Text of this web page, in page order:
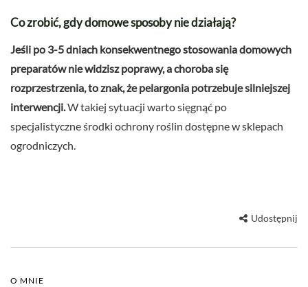
Co zrobić, gdy domowe sposoby nie działają?
Jeśli po 3-5 dniach konsekwentnego stosowania domowych
preparatów nie widzisz poprawy, a choroba się
rozprzestrzenia, to znak, że pelargonia potrzebuje silniejszej
interwencji.W takiej sytuacji warto sięgnąć po
specjalistyczne środki ochrony roślin dostępne w sklepach
ogrodniczych.
Udostępnij
O MNIE